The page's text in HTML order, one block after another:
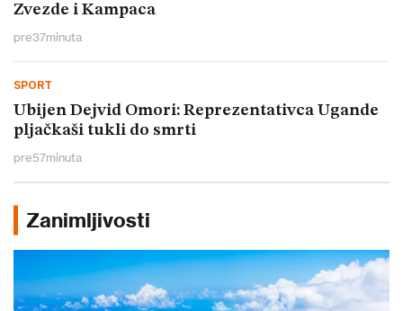
Zvezde i Kampaca
pre37minuta
SPORT
Ubijen Dejvid Omori: Reprezentativca Ugande
pljačkaši tukli do smrti
pre57minuta
Zanimljivosti